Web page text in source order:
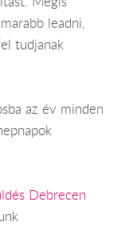
leadni,
tudjanak
az év minden
Debrecen